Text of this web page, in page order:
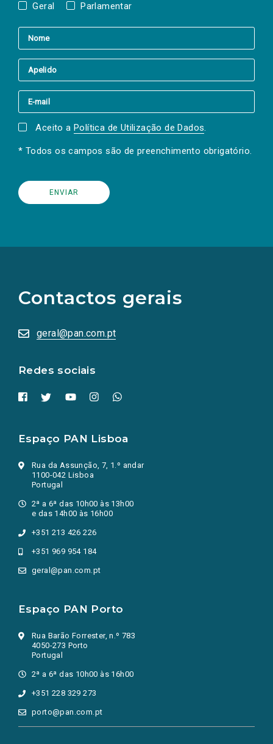
Geral Parlamentar
Aceito a Política de Utilização de Dados.
* Todos os campos são de preenchimento obrigatório.
Contactos gerais
geral@pan.com.pt
Redes sociais
redes
sociais
numa
nova
Espaço PAN Lisboa
Rua da Assunção, 7, 1.º andar
1100-042 Lisboa
Portugal
2ª a 6ª das 10h00 às 13h00
e das 14h00 às 16h00
+351 213 426 226
+351 969 954 184
geral@pan.com.pt
Espaço PAN Porto
Rua Barão Forrester, n.º 783
4050-273 Porto
Portugal
2ª a 6ª das 10h00 às 16h00
+351 228 329 273
porto@pan.com.pt